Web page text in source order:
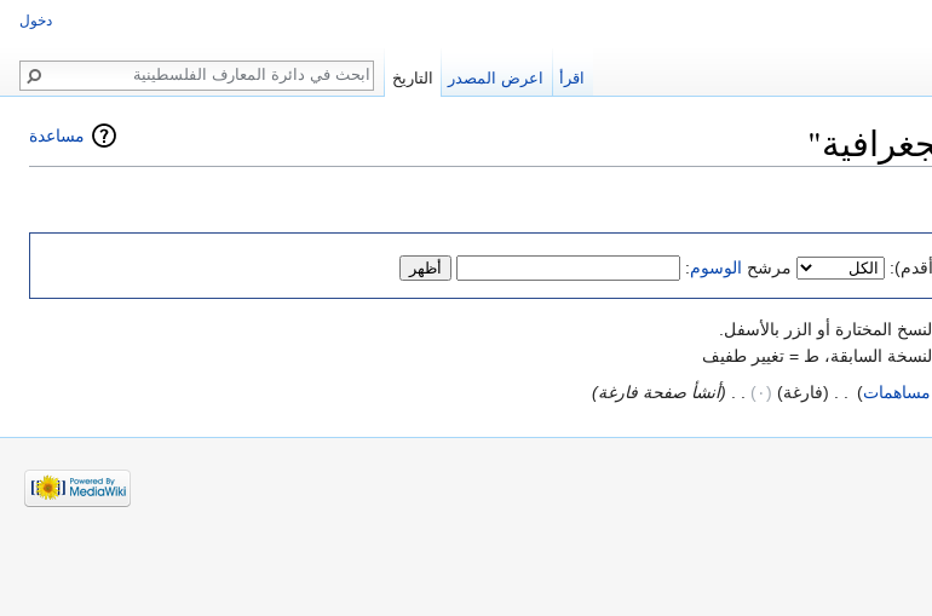
مساعدة
مرشح الوسوم:
المختارة أو الزر بالأسفل.
السابقة، ط = تغيير طفيف
مساهمات) (فارغة) (٠) (أنشأ صفحة فارغة)
دخول
بحث
التاريخ اعرض المصدر اقرأ